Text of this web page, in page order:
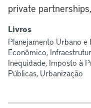
private
Livros
Planejamento Urbano e
Econômico,
Inequidade, Imposto à
Públicas, Urbanização